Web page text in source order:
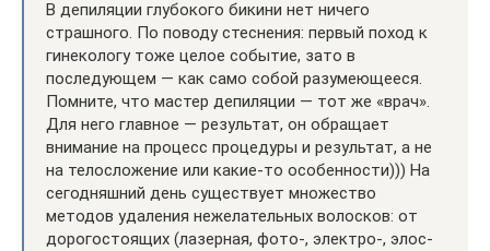
В депиляции глубокого бикини нет ничего
страшного. По поводу стеснения: первый поход к
гинекологу тоже целое событие, зато в
последующем — как само собой разумеющееся.
Помните, что мастер депиляции — тот же «врач».
Для него главное — результат, он обращает
внимание на процесс процедуры и результат, а не
на телосложение или какие-то особенности))) На
сегодняшний день существует множество
методов удаления нежелательных волосков: от
дорогостоящих (лазерная, фото-, электро-, элос-